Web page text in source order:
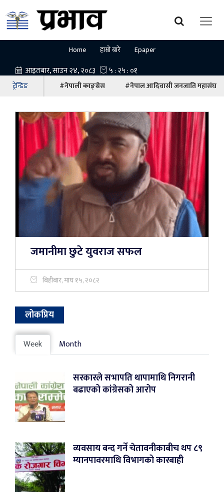
Home हाम्रो बारे Epaper
ट्रेन्डिङ #नेपाली काङ्ग्रेस #नेपाल आदिवासी जनजाति महासंघ
जमानीमा छुटे युवराज सफल
बिहीबार, माघ १५, २०८२
लोकप्रिय
Week Month
सरकारले सभापति थापामाथि निगरानी
बढाएको कांग्रेसको आरोप
व्यवसाय बन्द गर्ने चेतावनीकाबीच थप ८९
म्यानपावरमाथि विभागको कारबाही